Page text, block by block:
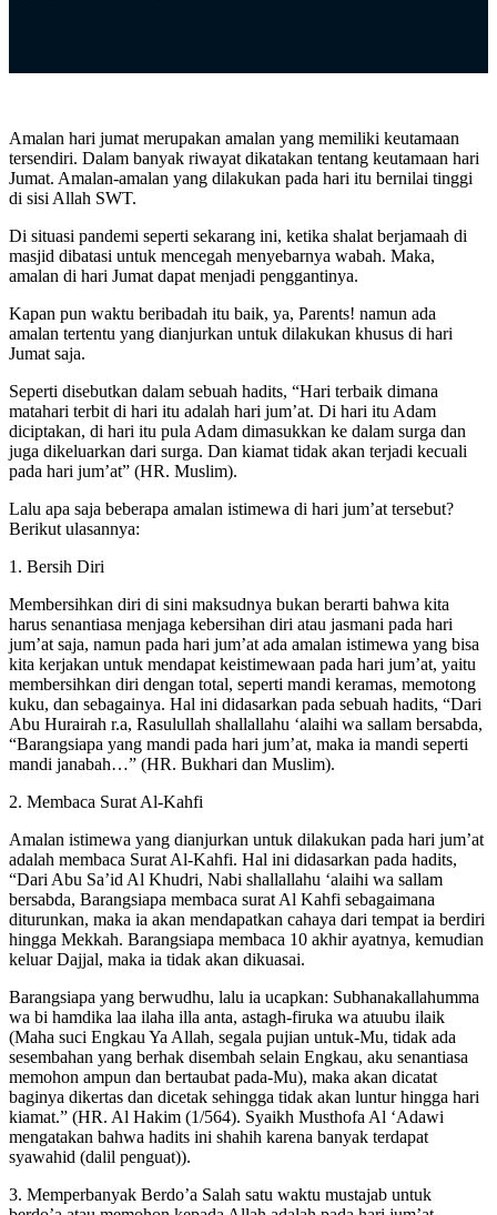
Amalan hari jumat merupakan amalan yang memiliki keutamaan
tersendiri. Dalam banyak riwayat dikatakan tentang keutamaan hari
Jumat. Amalan-amalan yang dilakukan pada hari itu bernilai tinggi
di sisi Allah SWT.
Di situasi pandemi seperti sekarang ini, ketika shalat berjamaah di
masjid dibatasi untuk mencegah menyebarnya wabah. Maka,
amalan di hari Jumat dapat menjadi penggantinya.
Kapan pun waktu beribadah itu baik, ya, Parents! namun ada
amalan tertentu yang dianjurkan untuk dilakukan khusus di hari
Jumat saja.
Seperti disebutkan dalam sebuah hadits, “Hari terbaik dimana
matahari terbit di hari itu adalah hari jum’at. Di hari itu Adam
diciptakan, di hari itu pula Adam dimasukkan ke dalam surga dan
juga dikeluarkan dari surga. Dan kiamat tidak akan terjadi kecuali
pada hari jum’at” (HR. Muslim).
Lalu apa saja beberapa amalan istimewa di hari jum’at tersebut?
Berikut ulasannya:
1. Bersih Diri
Membersihkan diri di sini maksudnya bukan berarti bahwa kita
harus senantiasa menjaga kebersihan diri atau jasmani pada hari
jum’at saja, namun pada hari jum’at ada amalan istimewa yang bisa
kita kerjakan untuk mendapat keistimewaan pada hari jum’at, yaitu
membersihkan diri dengan total, seperti mandi keramas, memotong
kuku, dan sebagainya. Hal ini didasarkan pada sebuah hadits, “Dari
Abu Hurairah r.a, Rasulullah shallallahu ‘alaihi wa sallam bersabda,
“Barangsiapa yang mandi pada hari jum’at, maka ia mandi seperti
mandi janabah…” (HR. Bukhari dan Muslim).
2. Membaca Surat Al-Kahfi
Amalan istimewa yang dianjurkan untuk dilakukan pada hari jum’at
adalah membaca Surat Al-Kahfi. Hal ini didasarkan pada hadits,
“Dari Abu Sa’id Al Khudri, Nabi shallallahu ‘alaihi wa sallam
bersabda, Barangsiapa membaca surat Al Kahfi sebagaimana
diturunkan, maka ia akan mendapatkan cahaya dari tempat ia berdiri
hingga Mekkah. Barangsiapa membaca 10 akhir ayatnya, kemudian
keluar Dajjal, maka ia tidak akan dikuasai.
Barangsiapa yang berwudhu, lalu ia ucapkan: Subhanakallahumma
wa bi hamdika laa ilaha illa anta, astagh-firuka wa atuubu ilaik
(Maha suci Engkau Ya Allah, segala pujian untuk-Mu, tidak ada
sesembahan yang berhak disembah selain Engkau, aku senantiasa
memohon ampun dan bertaubat pada-Mu), maka akan dicatat
baginya dikertas dan dicetak sehingga tidak akan luntur hingga hari
kiamat.” (HR. Al Hakim (1/564). Syaikh Musthofa Al ‘Adawi
mengatakan bahwa hadits ini shahih karena banyak terdapat
syawahid (dalil penguat)).
3. Memperbanyak Berdo’a Salah satu waktu mustajab untuk